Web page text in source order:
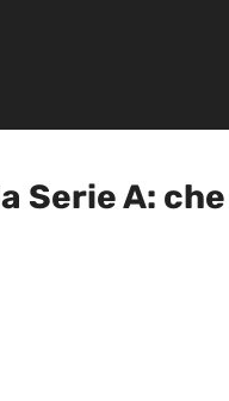
Serie A: